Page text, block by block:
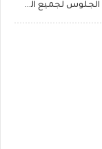
نتائج كليات جامعة القاهرة دور يناير 2020 ارقام الجلوس لجميع الفرق .. نتيجة كلية الحقوق جامعة القاهرة الترم الاول ونسب نجاح كبيرة